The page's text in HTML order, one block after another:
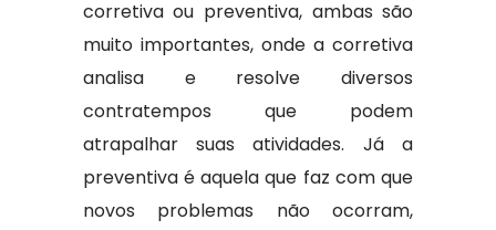
corretiva ou preventiva, ambas são
muito importantes, onde a corretiva
analisa e resolve diversos
contratempos que podem
atrapalhar suas atividades. Já a
preventiva é aquela que faz com que
novos problemas não ocorram,